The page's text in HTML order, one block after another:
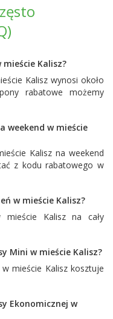
Kalisz?
Kalisz wynosi około
rabatowe możemy
weekend w mieście
Kalisz na weekend
z kodu rabatowego w
w mieście Kalisz?
mieście Kalisz na cały
Mini w mieście Kalisz?
mieście Kalisz kosztuje
Ekonomicznej w